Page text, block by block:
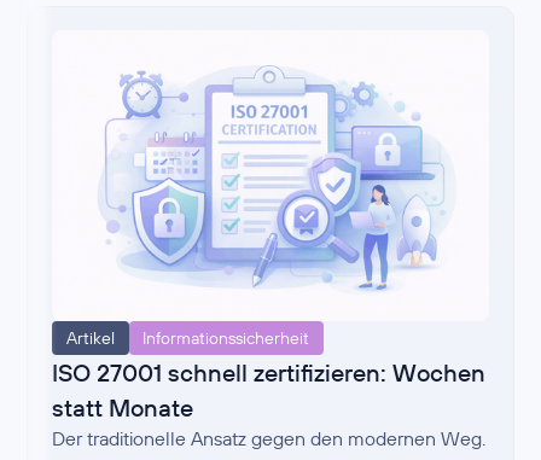
Artikel Informationssicherheit
ISO 27001 schnell zertifizieren: Wochen
statt Monate
Der traditionelle Ansatz gegen den modernen Weg.